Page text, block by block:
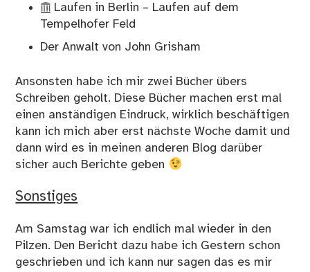
Laufen in Berlin – Laufen auf dem
Tempelhofer Feld
Der Anwalt von John Grisham
Ansonsten habe ich mir zwei Bücher übers
Schreiben geholt. Diese Bücher machen erst mal
einen anständigen Eindruck, wirklich beschäftigen
kann ich mich aber erst nächste Woche damit und
dann wird es in meinen anderen Blog darüber
sicher auch Berichte geben
Sonstiges
Am Samstag war ich endlich mal wieder in den
Pilzen. Den Bericht dazu habe ich Gestern schon
geschrieben und ich kann nur sagen das es mir